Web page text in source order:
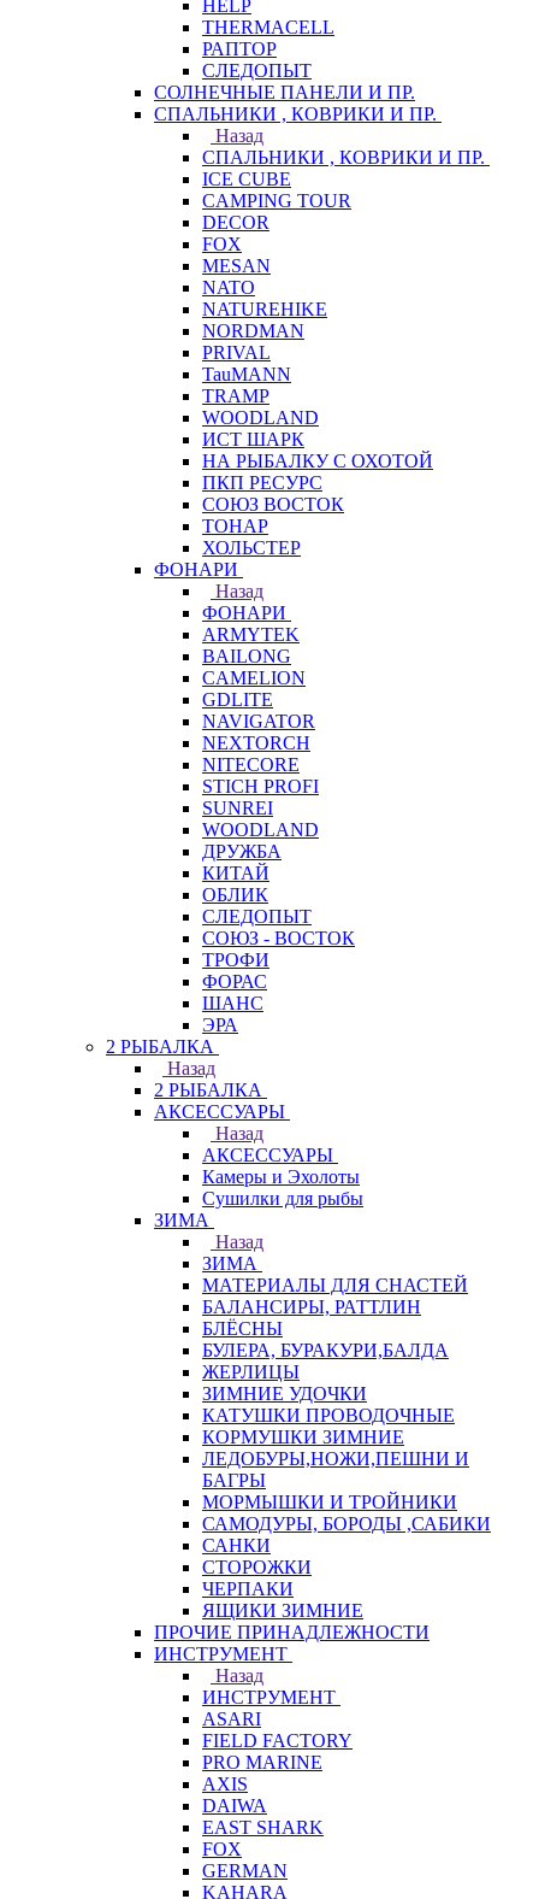
HELP
THERMACELL
РАПТОР
СЛЕДОПЫТ
СОЛНЕЧНЫЕ ПАНЕЛИ И ПР.
СПАЛЬНИКИ , КОВРИКИ И ПР.
Назад
СПАЛЬНИКИ , КОВРИКИ И ПР.
ICE CUBE
CAMPING TOUR
DECOR
FOX
MESAN
NATO
NATUREHIKE
NORDMAN
PRIVAL
TauMANN
TRAMP
WOODLAND
ИСТ ШАРК
НА РЫБАЛКУ С ОХОТОЙ
ПКП РЕСУРС
СОЮЗ ВОСТОК
ТОНАР
ХОЛЬСТЕР
ФОНАРИ
Назад
ФОНАРИ
ARMYTEK
BAILONG
CAMELION
GDLITE
NAVIGATOR
NEXTORCH
NITECORE
STICH PROFI
SUNREI
WOODLAND
ДРУЖБА
КИТАЙ
ОБЛИК
СЛЕДОПЫТ
СОЮЗ - ВОСТОК
ТРОФИ
ФОРАС
ШАНС
ЭРА
2 РЫБАЛКА
Назад
2 РЫБАЛКА
АКСЕССУАРЫ
Назад
АКСЕССУАРЫ
Камеры и Эхолоты
Сушилки для рыбы
ЗИМА
Назад
ЗИМА
МАТЕРИАЛЫ ДЛЯ СНАСТЕЙ
БАЛАНСИРЫ, РАТТЛИН
БЛЁСНЫ
БУЛЕРА, БУРАКУРИ,БАЛДА
ЖЕРЛИЦЫ
ЗИМНИЕ УДОЧКИ
КАТУШКИ ПРОВОДОЧНЫЕ
КОРМУШКИ ЗИМНИЕ
ЛЕДОБУРЫ,НОЖИ,ПЕШНИ И
БАГРЫ
МОРМЫШКИ И ТРОЙНИКИ
САМОДУРЫ, БОРОДЫ ,САБИКИ
САНКИ
СТОРОЖКИ
ЧЕРПАКИ
ЯЩИКИ ЗИМНИЕ
ПРОЧИЕ ПРИНАДЛЕЖНОСТИ
ИНСТРУМЕНТ
Назад
ИНСТРУМЕНТ
ASARI
FIELD FACTORY
PRO MARINE
AXIS
DAIWA
EAST SHARK
FOX
GERMAN
KAHARA